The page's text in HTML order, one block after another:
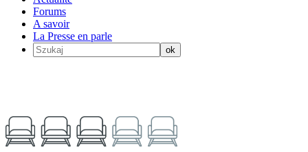
Forums
A savoir
La Presse en parle